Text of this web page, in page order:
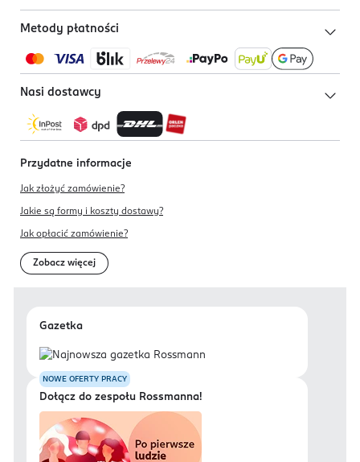
Metody płatności
Nasi dostawcy
Przydatne informacje
Jak złożyć zamówienie?
Jakie są formy i koszty dostawy?
Jak opłacić zamówienie?
Zobacz więcej
Gazetka
NOWE OFERTY PRACY
Dołącz do zespołu Rossmanna!